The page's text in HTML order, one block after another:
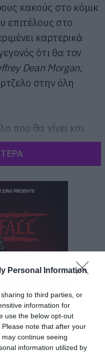
Personal Information
to third parties, or
information for
use the below opt-out
note that after your
continue seeing
information utilized by
κακούς στο κόμικ
επιτέλους στο
καρτερικά
ότι θα τον
Dean Morgan,
στην όλη
που θα γίνει και
τη σειρά. Ο
Οι φήμες είναι
και το μόνο
να έρθει το
να περιμένουμε.